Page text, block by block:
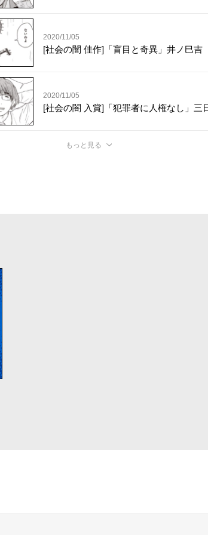
2020/11/05
[社会の闇 佳作]「盲目と奇異」井ノ巳吉
2020/11/05
[社会の闇 入賞]「犯罪者に人権なし」三
もっと見る